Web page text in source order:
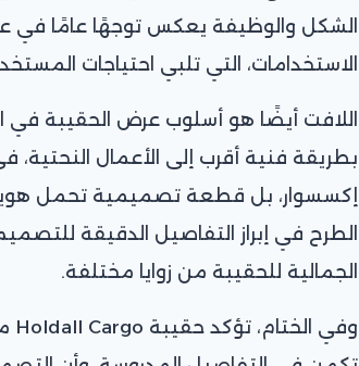
الشكل والوظيفة يعكس توجهًا عامًا في
الاستخدامات، التي تلبي احتياجات
اللافت أيضًا هو أسلوب عرض الحقيبة في
بطريقة فنية أقرب إلى الأعمال النحتية،
إكسسوار، بل قطعة تصميمية تحمل
الطرح في إبراز التفاصيل الدقيقة
الجمالية للحقيبة من زوايا مختلفة.